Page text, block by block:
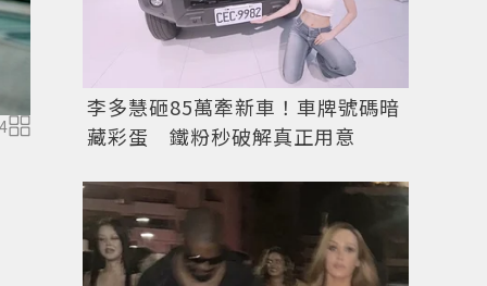
4
要看運動的強度，來補充蛋白質。圖／業者提供
李多慧砸85萬牽新車！車牌號碼暗
藏彩蛋 鐵粉秒破解真正用意